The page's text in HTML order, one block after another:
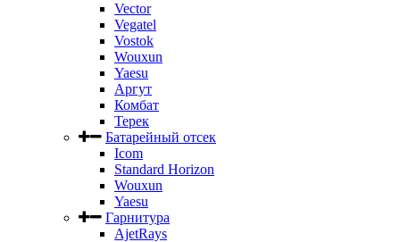
Vector
Vegatel
Vostok
Wouxun
Yaesu
Аргут
Комбат
Терек
Батарейный отсек
Icom
Standard Horizon
Wouxun
Yaesu
Гарнитура
AjetRays